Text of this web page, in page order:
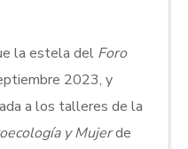
la estela del Foro
2023, y
a los talleres de la
y Mujerde